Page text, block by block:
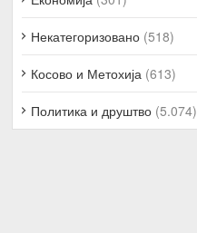
Некатегоризовано (518)
Косово и Метохија (613)
Политика и друштво (5.074)